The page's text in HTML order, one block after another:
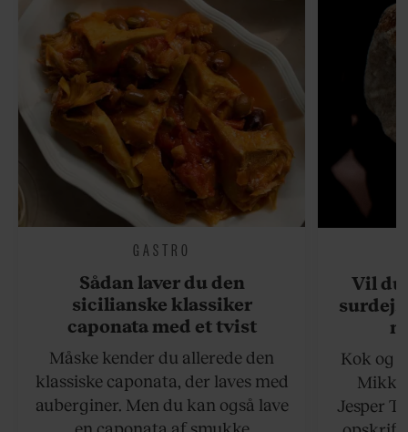
GASTRO
Sådan laver du den
sicilianske klassiker
caponata med et tvist
Måske kender du allerede den
klassiske caponata, der laves med
auberginer. Men du kan også lave
en caponata af smukke
Vil du
Kok og
Jesper